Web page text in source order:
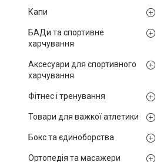
Капи
БАДи та спортивне
харчування
Аксесуари для спортивного
харчування
Фітнес і тренування
Товари для важкої атлетики
Бокс та єдиноборства
Ортопедія та масажери